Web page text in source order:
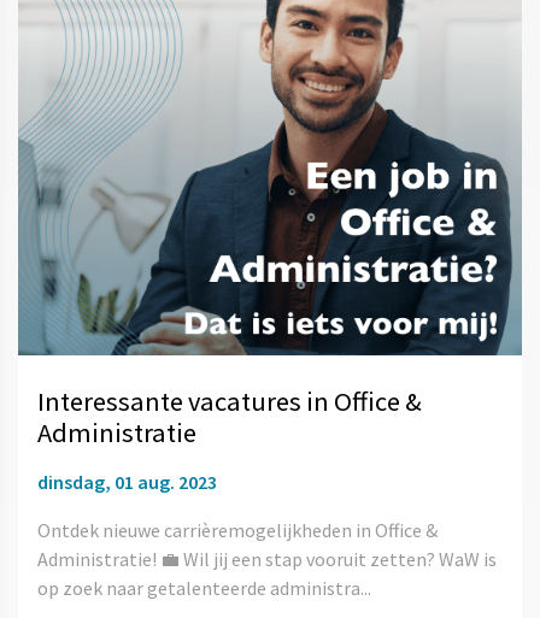
Interessante vacatures in Office &
Administratie
dinsdag, 01 aug. 2023
Ontdek nieuwe carrièremogelijkheden in Office &
Administratie! 💼 Wil jij een stap vooruit zetten? WaW is
op zoek naar getalenteerde administra...